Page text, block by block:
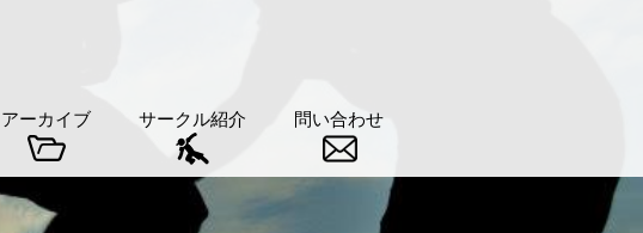
アーカイブ サークル紹介 問い合わせ